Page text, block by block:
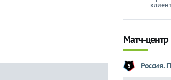
Матч-центр
Россия.